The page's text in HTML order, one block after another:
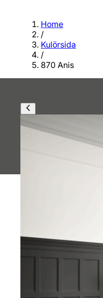
Home
/
Kulörsida
/
870 Anis